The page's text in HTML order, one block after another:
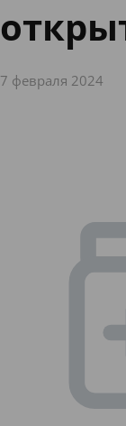
7 февраля 2024